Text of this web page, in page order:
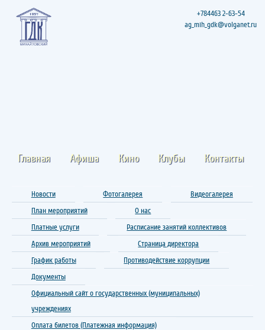
+784463 2-63-54
ag_mih_gdk@volganet.ru
Главная Афиша Кино Клубы Контакты
Новости Фотогалерея
Видеогалерея
План мероприятий
О нас
Платные услуги
Расписание занятий коллективов
Архив мероприятий
Страница директора
График работы
Противодействие коррупции
Документы
Официальный сайт о государственных (муниципальных)
учреждениях
Оплата билетов (Платежная информация)